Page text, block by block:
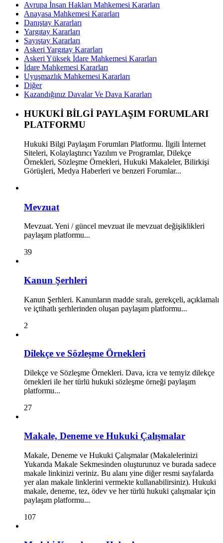
Avrupa İnsan Hakları Mahkemesi Kararları
Anayasa Mahkemesi Kararları
Danıştay Kararları
Yargıtay Kararları
Sayıştay Kararları
Askeri Yargıtay Kararları
Askeri Yüksek İdare Mahkemesi Kararları
İdare Mahkemesi Kararları
Uyuşmazlık Mahkemesi Kararları
Diğer
Kazandığınız Davalar Ve Dava Kararları
HUKUKİ BİLGİ PAYLAŞIM FORUMLARI
PLATFORMU
Hukuki Bilgi Paylaşım Forumları Platformu. İlgili İnternet
Siteleri, Kolaylaştırıcı Yazılım ve Programlar, Dilekçe
Örnekleri, Sözleşme Örnekleri, Hukuki Makaleler, Bilirkişi
Görüşleri, Medya Haberleri ve benzeri Forumlar...
Mevzuat
Mevzuat. Yeni / güncel mevzuat ile mevzuat değişiklikleri
paylaşım platformu...
39
Kanun Şerhleri
Kanun Şerhleri. Kanunların madde sıralı, gerekçeli, açıklamalı
ve içtihatlı şerhlerinden oluşan paylaşım platformu...
2
Dilekçe ve Sözleşme Örnekleri
Dilekçe ve Sözleşme Örnekleri. Dava, icra ve temyiz dilekçe
örnekleri ile her türlü hukuki sözleşme örneği paylaşım
platformu...
27
Makale, Deneme ve Hukuki Çalışmalar
Makale, Deneme ve Hukuki Çalışmalar (Makalelerinizi
Yukarıda Makale Sekmesinden oluşturunuz ve burada sadece
makale linkinizi veriniz. Bu alanı yine diğer resmi sayfalarda
yer alan makale linklerini vermekte kullanabilirsiniz). Hukuki
makale, deneme, tez, ödev ve her türlü hukuki çalışmalar için
paylaşım platformu...
107